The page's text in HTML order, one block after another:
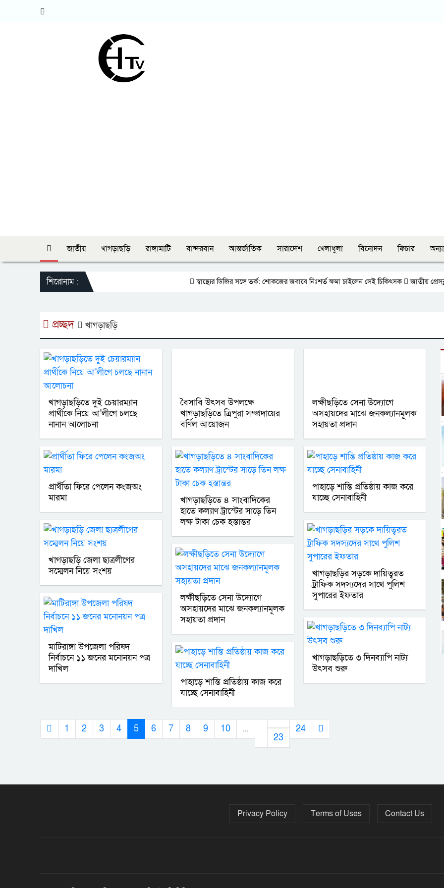
জাতীয় খাগড়াছড়ি রাঙ্গামাটি বান্দরবান আন্তর্জাতিক সারাদেশ খেলাধুলা বিনোদন ফিচার
শিরোনাম : স্বাস্থ্যের ডিজির সঙ্গে তর্ক: শোকজের জবাবে নিঃশর্ত ক্ষমা চাইলেন সেই চিকিৎসক জাতীয়
প্রচ্ছদ খাগড়াছড়ি
খাগড়াছড়িতে দুই চেয়ারম্যান
প্রার্থীকে নিয়ে আ'লীগে চলছে
নানান আলোচনা
প্রার্থীতা ফিরে পেলেন কংজঅং
মারমা
খাগড়াছড়ি জেলা ছাত্রলীগের
সম্মেলন নিয়ে সংশয়
মাটিরাঙ্গা উপজেলা পরিষদ
নির্বাচনে ১১ জনের মনোনয়ন পত্র
দাখিল
বৈসাবি উৎসব উপলক্ষে
খাগড়াছড়িতে ত্রিপুরা সম্প্রদায়ের
বর্ণিল আয়োজন
খাগড়াছড়িতে ৪ সাংবাদিকের
হাতে কল্যাণ ট্রাস্টের সাড়ে তিন
লক্ষ টাকা চেক হস্তান্তর
লক্ষীছড়িতে সেনা উদ্যোগে
অসহায়দের মাঝে জনকল‍্যানমূলক
সহায়তা প্রদান
পাহাড়ে শান্তি প্রতিষ্ঠায় কাজ করে
যাচ্ছে সেনাবাহিনী
লক্ষীছড়িতে সেনা উদ্যোগে
অসহায়দের মাঝে জনকল‍্যানমূলক
সহায়তা প্রদান
পাহাড়ে শান্তি প্রতিষ্ঠায় কাজ করে
যাচ্ছে সেনাবাহিনী
খাগড়াছড়ির সড়কে দায়িত্বরত
ট্রাফিক সদস্যদের সাথে পুলিশ
সুপারের ইফতার
খাগড়াছড়িতে ৩ দিনব্যাপি নাট্য
উৎসব শুরু
1 2 3 4 5 6 7 8 9 10 ...
23
24
Privacy Policy Terms of Uses Contact Us